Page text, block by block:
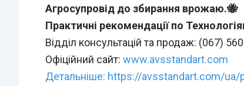
Агросупровід до збирання врожаю.🐝
Практичні рекомендації по
Відділ консультацій та продаж: (067)
Офіційний сайт: www.avsstandart.com
Детальніше: https://avsstandart.com/